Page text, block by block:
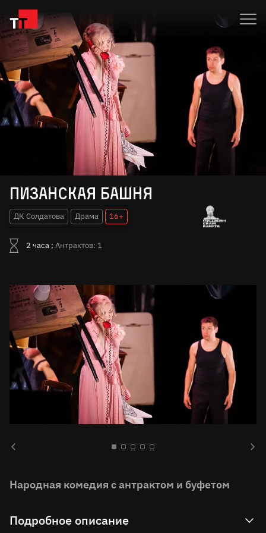
Пизанская башня
ДК Солдатова Драма 16+
2 часа ; Антрактов: 1
Народная комедия с антрактом и буфетом
Подробное описание